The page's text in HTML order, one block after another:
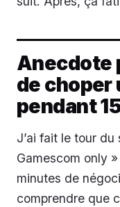
Anecdote
de choper
pendant
J’ai fait le tour
Gamescom only
minutes de
comprendre que